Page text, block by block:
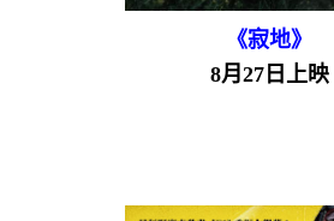
《寂地》
8月27日上映